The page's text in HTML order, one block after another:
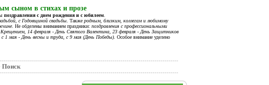
сыном в стихах и прозе
поздравления с днем рождения и с юбилеем
с Годовщиной свадьбы . Также родным, близким, коллегам и любимому
. Не обделены вниманием праздники: поздравления с профессиональными
14 февраля - День Святого Валентина, 23 февраля - День Защитников
1 мая - День весны и труда, с 9 мая (День Победы). Особое внимание уделено
Поиск